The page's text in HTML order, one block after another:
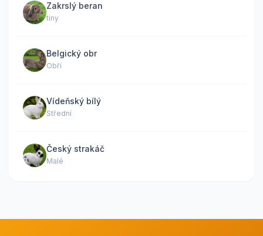
Zakrslý beran
tiny
Belgický obr
Obří
Vídeňský bílý
Střední
Český strakáč
Malé